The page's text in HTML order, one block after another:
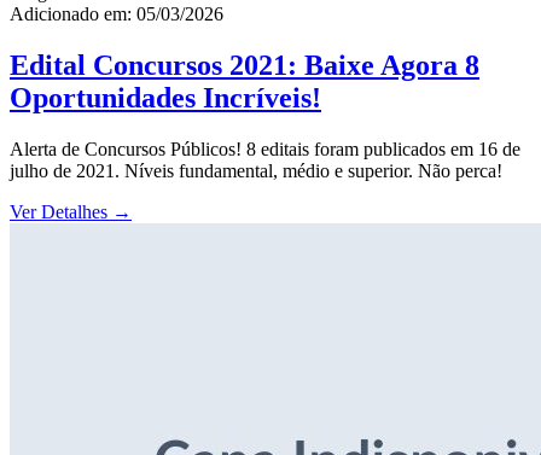
Adicionado em: 05/03/2026
Edital Concursos 2021: Baixe Agora 8
Oportunidades Incríveis!
Alerta de Concursos Públicos! 8 editais foram publicados em 16 de
julho de 2021. Níveis fundamental, médio e superior. Não perca!
Ver Detalhes →